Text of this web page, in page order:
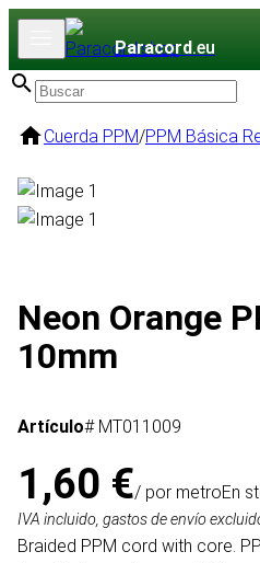
Paracord.eu
Cuerda PPM/PPM Básica
Neon Orange
10mm
Artículo# MT011009
1,60 €/ por metroEn
IVA incluido, gastos de envío
Braided PPM cord with core.